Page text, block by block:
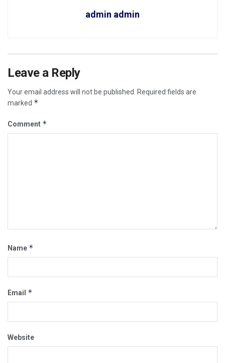
admin admin
Leave a Reply
Your email address will not be published.
Required fields are
marked *
Comment *
Name *
Email *
Website